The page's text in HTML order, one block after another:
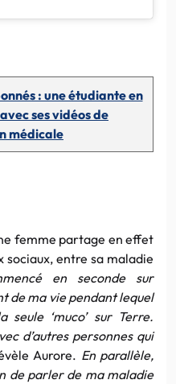
: une étudiante en
ses vidéos de
médicale
femme partage en effet
sociaux, entre sa maladie
en seconde sur
de ma vie pendant lequel
seule ‘muco’ sur Terre.
d’autres personnes qui
Aurore. En parallèle,
de parler de ma maladie